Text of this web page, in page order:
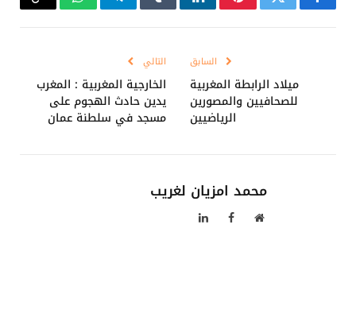
فيسبوكتويتر بينتيريستلينكدإنTumblrتيلقرامواتسابCopy
السابق
ميلاد الرابطة المغربية
للصحافيين والمصورين
الرياضيين
التالي
الخارجية المغربية : المغرب
يدين حادث الهجوم على
مسجد في سلطنة عمان
محمد امزيان لغريب
موقع فيسبوكلينكدإن